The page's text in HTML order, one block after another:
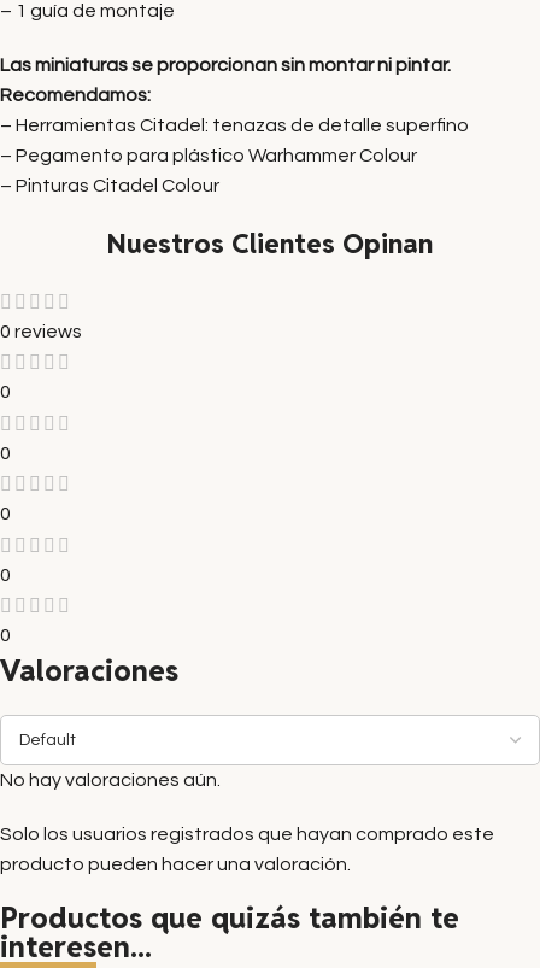
– 1 guía de montaje
Las miniaturas se proporcionan sin montar ni pintar.
Recomendamos:
– Herramientas Citadel: tenazas de detalle superfino
– Pegamento para plástico Warhammer Colour
– Pinturas Citadel Colour
Nuestros Clientes Opinan
0 reviews
0
0
0
0
0
Valoraciones
No hay valoraciones aún.
Solo los usuarios registrados que hayan comprado este
producto pueden hacer una valoración.
Productos que quizás también te
interesen...